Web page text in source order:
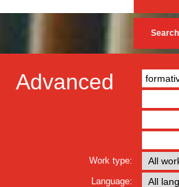
Search
Advanced
Work type:
Language: